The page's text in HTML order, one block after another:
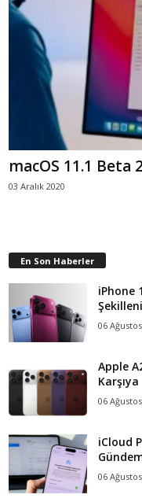
macOS 11.1 Beta
03 Aralık 2020
En Son Haberler
iPhone
06
Apple
Karşıya
06
iCloud
06